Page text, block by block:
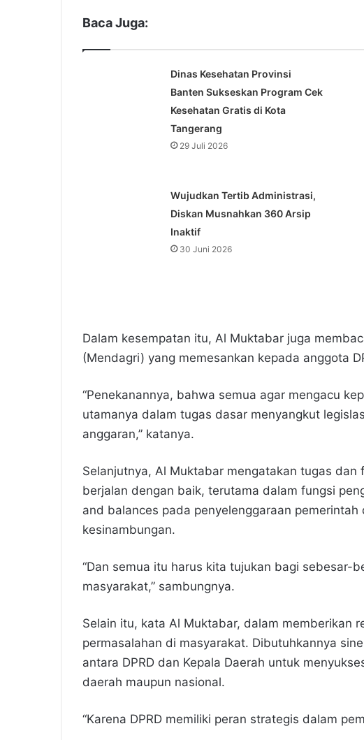
Baca Juga:
Dinas Kesehatan Provinsi
Banten Sukseskan Program Cek
Kesehatan Gratis di Kota
Tangerang
29 Juli 2026
Wujudkan Tertib Administrasi,
Diskan Musnahkan 360 Arsip
Inaktif
30 Juni 2026
Dalam kesempatan itu, Al Muktabar juga
(Mendagri) yang memesankan kepada anggota
“Penekanannya, bahwa semua agar mengacu
utamanya dalam tugas dasar menyangkut
anggaran,” katanya.
Selanjutnya, Al Muktabar mengatakan tugas
berjalan dengan baik, terutama dalam fungsi
and balances pada penyelenggaraan
kesinambungan.
“Dan semua itu harus kita tujukan bagi sebesar-
masyarakat,” sambungnya.
Selain itu, kata Al Muktabar, dalam memberikan
permasalahan di masyarakat. Dibutuhkannya
antara DPRD dan Kepala Daerah untuk
daerah maupun nasional.
“Karena DPRD memiliki peran strategis dalam